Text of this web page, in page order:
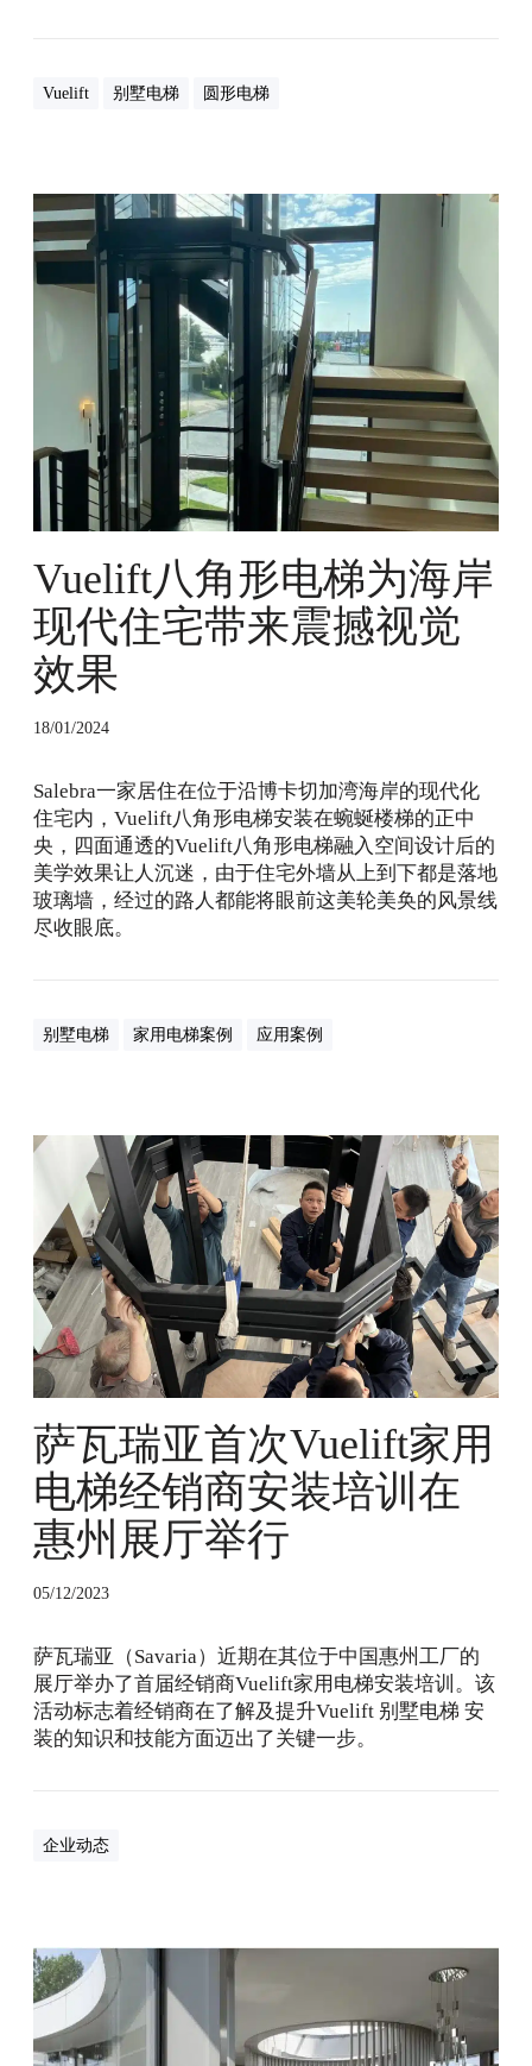
Vuelift 别墅电梯 圆形电梯
V
u
e
l
形
电
梯
为
海
岸
现
代
住
宅
带
震
撼
视
觉
效
果
Vuelift八角形电梯为海岸
现代住宅带来震撼视觉
效果
18/01/2024
Salebra一家居住在位于沿博卡切加湾海岸的现代化
住宅内，Vuelift八角形电梯安装在蜿蜒楼梯的正中
央，四面通透的Vuelift八角形电梯融入空间设计后的
美学效果让人沉迷，由于住宅外墙从上到下都是落地
玻璃墙，经过的路人都能将眼前这美轮美奂的风景线
尽收眼底。
别墅电梯 家用电梯案例 应用案例
萨
亚
首
次
V
e
l
i
t
家
用
电
梯
商
安
装
培
惠
州
行
萨瓦瑞亚首次Vuelift家用
电梯经销商安装培训在
惠州展厅举行
05/12/2023
萨瓦瑞亚（Savaria）近期在其位于中国惠州工厂的
展厅举办了首届经销商Vuelift家用电梯安装培训。该
活动标志着经销商在了解及提升Vuelift 别墅电梯 安
装的知识和技能方面迈出了关键一步。
企业动态
如
何
挑
选